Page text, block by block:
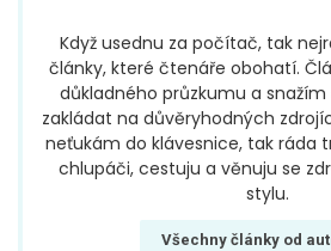
Když usednu za počítač, tak
články, které čtenáře obohatí.
důkladného průzkumu a
zakládat na důvěryhodných
neťukám do klávesnice, tak ráda
chlupáči, cestuju a věnuju se
stylu.
Všechny články od